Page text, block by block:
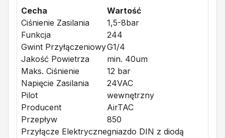
Cecha
Wartość
Ciśnienie Zasilania
1,5-8bar
Funkcja
244
Gwint PrzyłączeniowyG1/4
Jakość Powietrza
min. 40um
Maks. Ciśnienie
12 bar
Napięcie Zasilania
24VAC
Pilot
wewnętrzny
Producent
AirTAC
Przepływ
850
Przyłącze Elektrycznegniazdo DIN z diodą